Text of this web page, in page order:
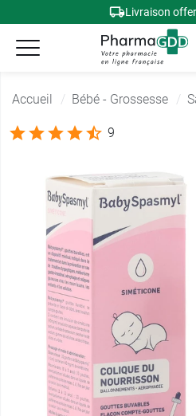
Livraison
Accueil Bébé - Grossesse
9